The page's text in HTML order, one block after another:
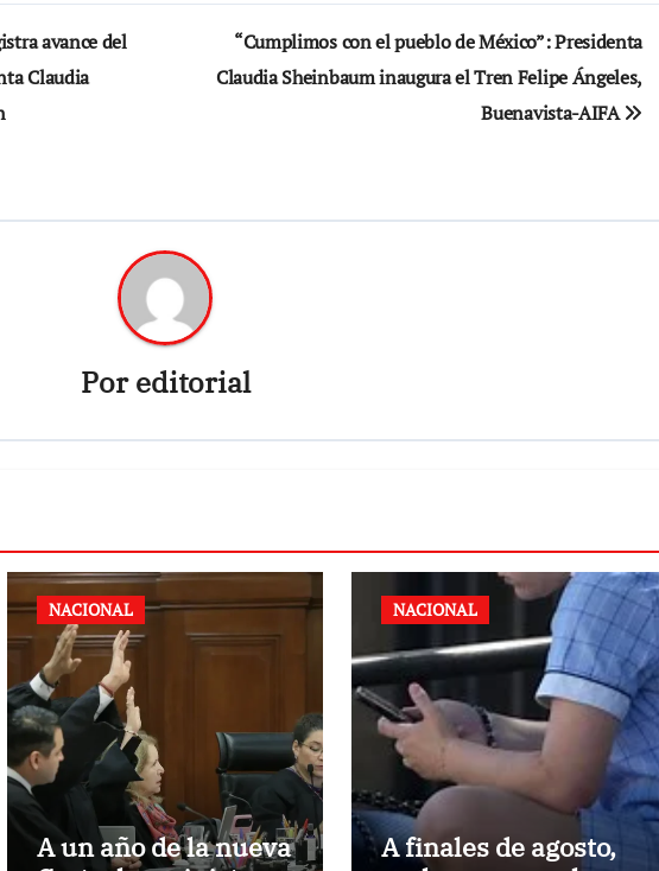
avance del
Claudia
“Cumplimos con el pueblo de México”: Presidenta
Claudia Sheinbaum inaugura el Tren Felipe Ángeles,
Buenavista-AIFA
Poreditorial
NACIONAL
A un año de la nueva
NACIONAL
A finales de agosto,